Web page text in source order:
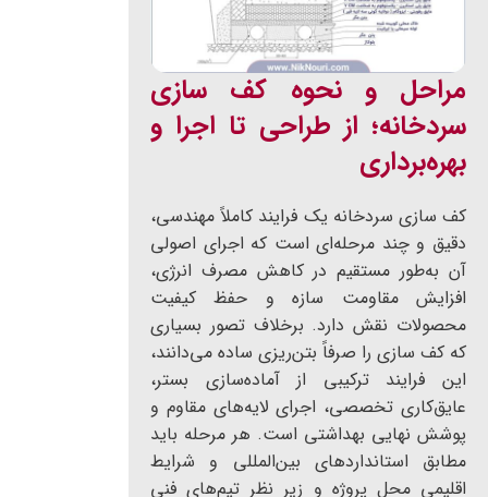
مراحل و نحوه کف سازی
سردخانه؛ از طراحی تا اجرا و
بهره‌برداری
کف سازی سردخانه یک فرایند کاملاً مهندسی،
دقیق و چند مرحله‌ای است که اجرای اصولی
آن به‌طور مستقیم در کاهش مصرف انرژی،
افزایش مقاومت سازه و حفظ کیفیت
محصولات نقش دارد. برخلاف تصور بسیاری
که کف سازی را صرفاً بتن‌ریزی ساده می‌دانند،
این فرایند ترکیبی از آماده‌سازی بستر،
عایق‌کاری تخصصی، اجرای لایه‌های مقاوم و
پوشش نهایی بهداشتی است. هر مرحله باید
مطابق استانداردهای بین‌المللی و شرایط
اقلیمی محل پروژه و زیر نظر تیم‌های فنی